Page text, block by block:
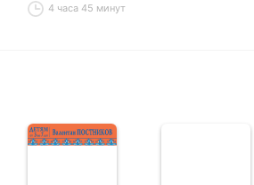
4 часа 45 минут